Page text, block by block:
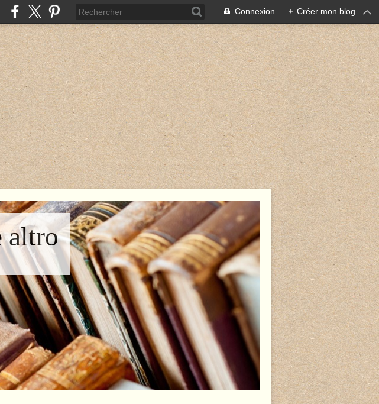
Connexion + Créer mon blog
altro